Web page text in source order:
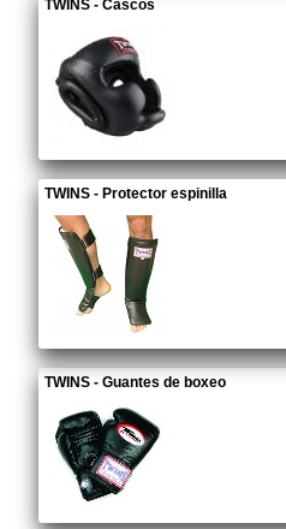
TWINS - Cascos
TWINS - Protector espinilla
TWINS - Guantes de boxeo